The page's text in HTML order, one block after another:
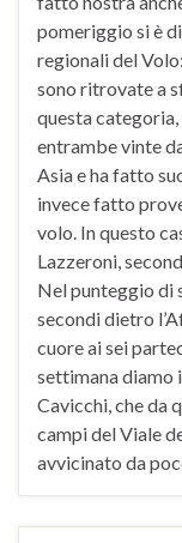
pomeriggio si è
regionali del
sono ritrovate a
questa
entrambe vinte
Asia e ha fatto
invece fatto
volo. In questo
Lazzeroni,
Nel punteggio di
secondi dietro
cuore ai sei
settimana diamo
Cavicchi, che da
campi del Viale
avvicinato da